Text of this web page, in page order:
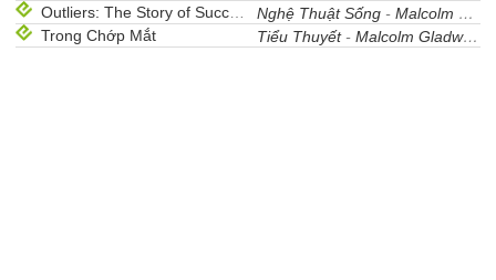
Outliers: The Story of Success
Nghệ Thuật Sống -Malcolm Gladwell
Trong Chớp Mắt
Tiểu Thuyết-Malcolm Gladwell